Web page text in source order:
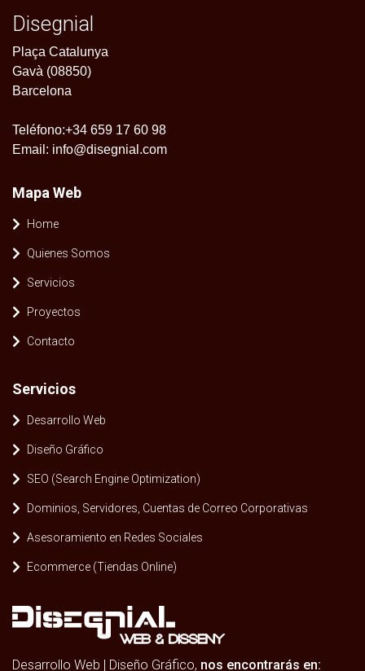
Disegnial
Plaça Catalunya
Gavà (08850)
Barcelona
Teléfono:+34 659 17 60 98
Email: info@disegnial.com
Mapa Web
Home
Quienes Somos
Servicios
Proyectos
Contacto
Servicios
Desarrollo Web
Diseño Gráfico
SEO (Search Engine Optimization)
Dominios, Servidores, Cuentas de Correo Corporativas
Asesoramiento en Redes Sociales
Ecommerce (Tiendas Online)
Desarrollo Web | Diseño Gráfico, nos encontrarás en: